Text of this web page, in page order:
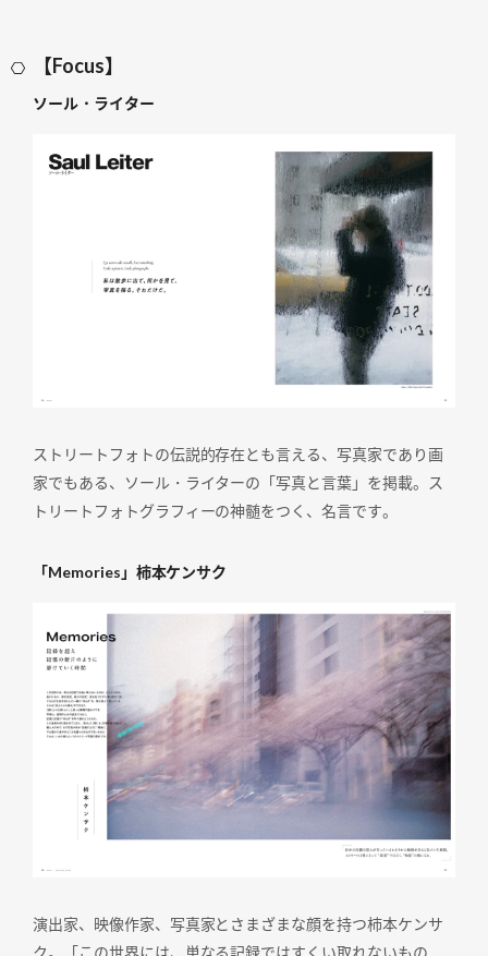
【Focus】
ソール・ライター
ストリートフォトの伝説的存在とも言える、写真家であり画
家でもある、ソール・ライターの「写真と言葉」を掲載。ス
トリートフォトグラフィーの神髄をつく、名言です。
「Memories」柿本ケンサク
演出家、映像作家、写真家とさまざまな顔を持つ柿本ケンサ
ク。「この世界には、単なる記録ではすくい取れないもの